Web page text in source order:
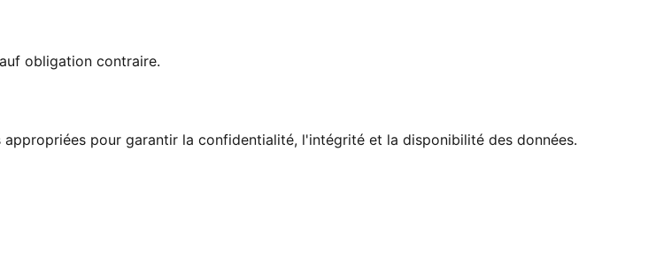
obligation contraire.
pour garantir la confidentialité, l'intégrité et la disponibilité des données.